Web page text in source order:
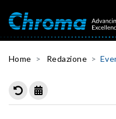
Home Redazione